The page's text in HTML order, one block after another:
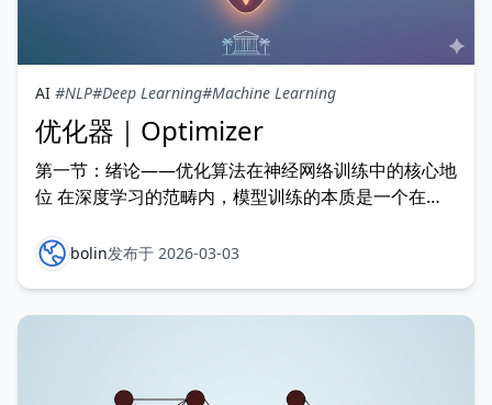
AI #NLP#Deep Learning#Machine Learning
优化器｜Optimizer
第一节：绪论——优化算法在神经网络训练中的核心地
位 在深度学习的范畴内，模型训练的本质是一个在大
（Optimizer）作为连接模型架构与数据特征的桥梁，
其核心任务是通过计算损失函数 L 对模型参数 θ 的梯
bolin发布于 2026-03-03